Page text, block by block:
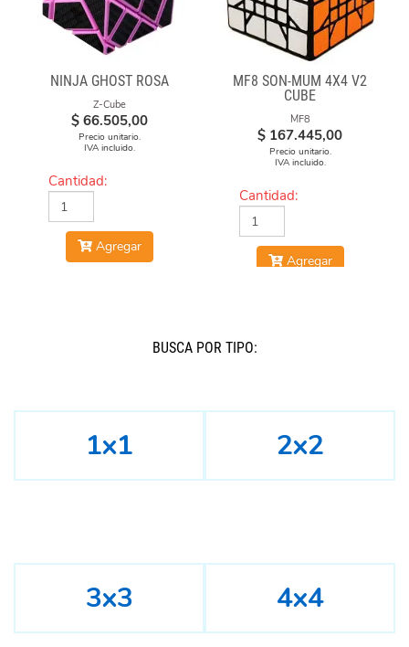
NINJA GHOST ROSA
Z-Cube
$ 66.505,00
Precio unitario.
IVA incluido.
Cantidad:
Agregar
MF8 SON-MUM 4X4 V2
CUBE
MF8
$ 167.445,00
Precio unitario.
IVA incluido.
Cantidad:
Agregar
BUSCÁ POR TIPO:
1x1 2x2
3x3 4x4